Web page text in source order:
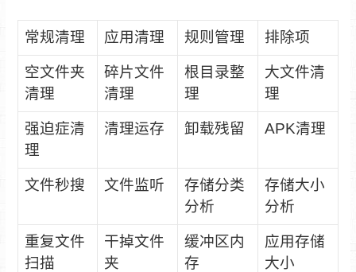
常规清理 应用清理 规则管理 排除项
空文件夹
清理
碎片文件
清理
根目录整
理
大文件清
理
强迫症清
理
清理运存 卸载残留 APK清理
文件秒搜 文件监听
存储分类
分析
存储大小
分析
重复文件
扫描
干掉文件
夹
缓冲区内
存
应用存储
大小